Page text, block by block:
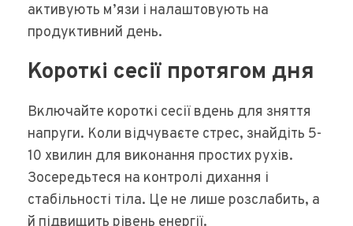
активують м’язи і налаштовують на
продуктивний день.
Короткі сесії протягом дня
Включайте короткі сесії вдень для зняття
напруги. Коли відчуваєте стрес, знайдіть 5-
10 хвилин для виконання простих рухів.
Зосередьтеся на контролі дихання і
стабільності тіла. Це не лише розслабить, а